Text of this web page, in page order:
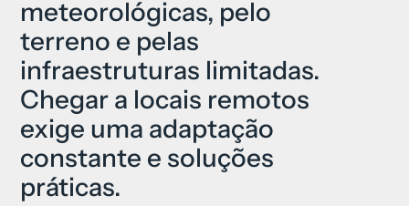
meteorológicas, pelo
terreno e pelas
infraestruturas limitadas.
Chegar a locais remotos
exige uma adaptação
constante e soluções
práticas.